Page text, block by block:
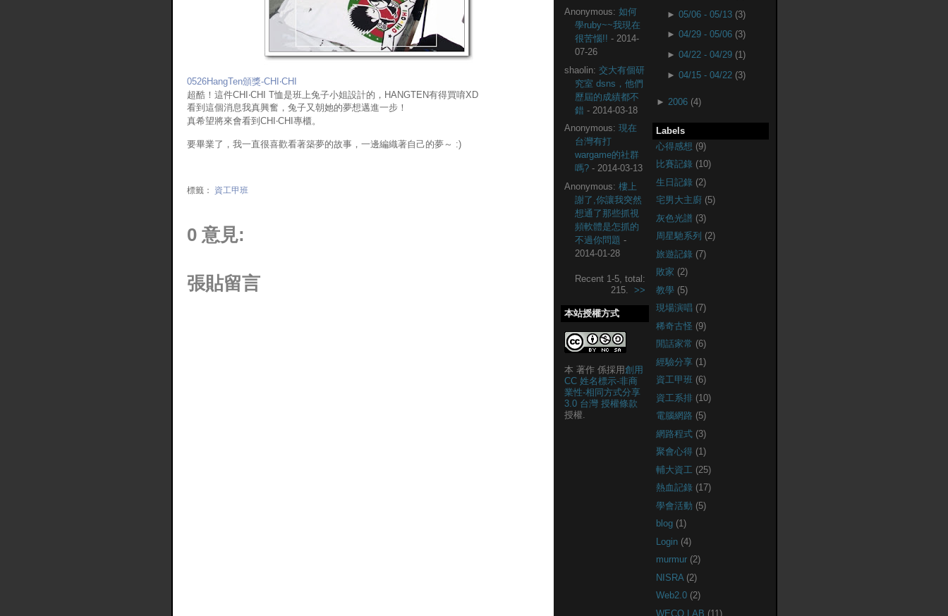
0526HangTen頒獎-CHI‧CHI
超酷！這件CHI‧CHI T恤是班上兔子小姐設計的，HANGTEN有得買唷XD
看到這個消息我真興奮，兔子又朝她的夢想邁進一步！
真希望將來會看到CHI‧CHI專櫃。
要畢業了，我一直很喜歡看著築夢的故事，一邊編織著自己的夢～ :)
標籤： 資工甲班
0 意見:
張貼留言
►05/06 - 05/13 (3)
►04/29 - 05/06 (3)
►04/22 - 04/29 (1)
►04/15 - 04/22 (3)
► 2006 (4)
Labels
心得感想 (9)
比賽記錄 (10)
生日記錄 (2)
宅男大主廚 (5)
灰色光譜 (3)
周星馳系列 (2)
旅遊記錄 (7)
敗家 (2)
教學 (5)
現場演唱 (7)
稀奇古怪 (9)
閒話家常 (6)
經驗分享 (1)
資工甲班 (6)
資工系排 (10)
電腦網路 (5)
網路程式 (3)
聚會心得 (1)
輔大資工 (25)
熱血記錄 (17)
學會活動 (5)
blog (1)
Login (4)
murmur (2)
NISRA (2)
Web2.0 (2)
WECO LAB (11)
Anonymous: 如何
學ruby~~我現在
很苦惱!! - 2014-
07-26
shaolin: 交大有個研
究室 dsns，他們
歷屆的成績都不
錯- 2014-03-18
Anonymous: 現在
台灣有打
wargame的社群
嗎?- 2014-03-13
Anonymous: 樓上
謝了,你讓我突然
想通了那些抓視
頻軟體是怎抓的
不過你問題 -
2014-01-28
Recent 1-5, total:
215. >>
本站授權方式
本 著作 係採用創用
CC 姓名標示-非商
業性-相同方式分享
3.0 台灣 授權條款
授權.